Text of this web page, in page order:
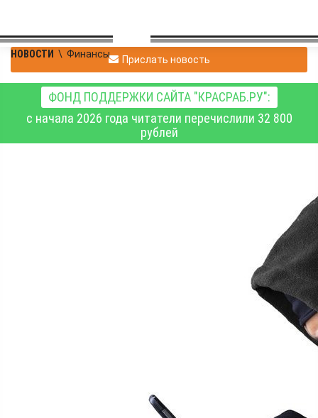
НОВОСТИ \ Финансы Прислать новость
ФОНД ПОДДЕРЖКИ САЙТА "КРАСРАБ.РУ":
с начала 2026 года читатели перечислили 32 800
рублей